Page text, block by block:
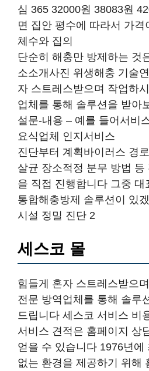
심 365 32000원 38083원
면 집안 평수에 따라서 가격
체수와 집의
단순히 해충만 방제하는 것
소소개사진 위생해충 기술
자 스트레스받으며 작업하
업체를 통해 솔루션을 받아
설문-내용 – 예를 들어서비
요식업체 인지서비스
진단부터 계획바이러스 경
살균 장소적정 분무 방법 등
을 직접 진행합니다 그중 대
통합해충방제 솔루션이 있
시설 정밀 진단 2
세스코 몰
힘들게 혼자 스트레스받으
전문 방역업체를 통해 솔루
드립니다 세스코 서비스 비
서비스 견적은 홈페이지 상
얻을 수 있습니다 1976년에
없는 환경을 제공하기 위해